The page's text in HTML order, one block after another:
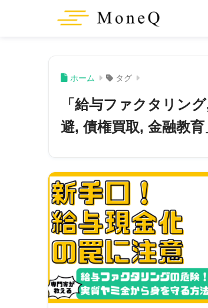
ホーム タグ
「給与ファクタリン
避, 債権買取, 金融教